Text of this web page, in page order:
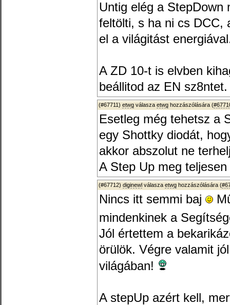
Untig elég a StepDown
feltölti, s ha ni cs DCC,
el a világitást
A ZD 10-t is elvben
beállitod az EN sz8ntet.
(#67711) etwg válasza etwg hozzászólására (
Esetleg még tehetsz a
egy Shottky diodát,
akkor abszolut ne
A Step Up meg
(#67712) diginewl válasza etwg hozzászólására (
Nincs itt semmi baj
mindenkinek a
Jól értettem a
örülök. Végre valamit
világában!
A stepUp azért kell,